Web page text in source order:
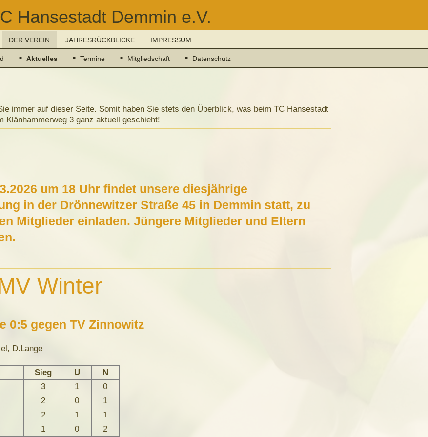
Hansestadt Demmin e.V.
DER VEREIN JAHRESRÜCKBLICKE IMPRESSUM
Aktuelles Termine Mitgliedschaft Datenschutz
immer auf dieser Seite. Somit haben Sie stets den Überblick, was beim TC Hansestadt
Klänhammerweg 3 ganz aktuell geschieht!
um 18 Uhr findet unsere diesjährige
in der Drönnewitzer Straße 45 in Demmin statt, zu
Mitglieder einladen. Jüngere Mitglieder und Eltern
Winter
0:5 gegen TV Zinnowitz
D.Lange
Sieg U
N
3 1
0
2 0
1
2 1
1
1 0 2